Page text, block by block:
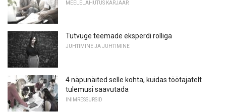
MEELELAHUTUS KARJÄÄR
Tutvuge teemade eksperdi rolliga
JUHTIMINE JA JUHTIMINE
4 näpunäited selle kohta, kuidas töötajatelt
tulemusi saavutada
INIMRESSURSID